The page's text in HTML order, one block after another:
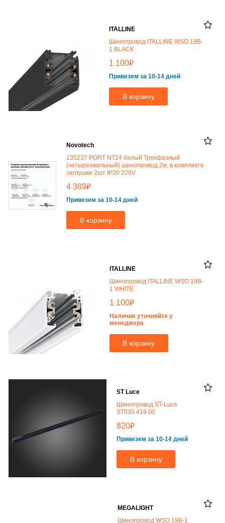
ITALLINE
Шинопровод ITALLINE WSO 19B-
1 BLACK
1 100₽
Привезем за 10-14 дней
В корзину
Novotech
135237 PORT NT24 белый Трехфазный
(четырехжильный) шинопровод 2м, в комплекте
заглушки 2шт IP20 220V
4 389₽
Привезем за 10-14 дней
В корзину
ITALLINE
Шинопровод ITALLINE WSO 19B-
1 WHITE
1 100₽
Наличие уточняйте у
менеджера
В корзину
ST Luce
Шинопровод ST-Luce
ST030.419.00
820₽
Привезем за 10-14 дней
В корзину
MEGALIGHT
Шинопровод WSO 19B-1